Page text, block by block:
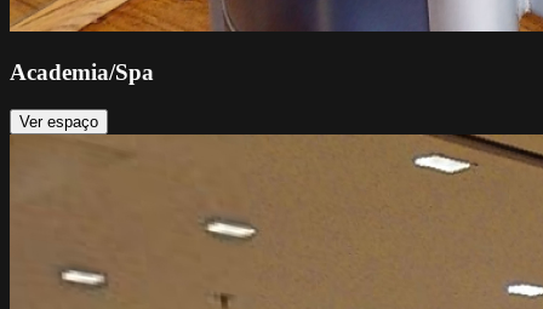
Academia/Spa
Ver espaço